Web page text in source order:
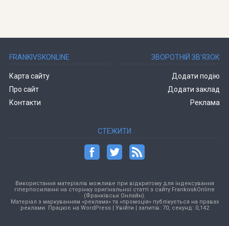
FRANKIVSKONLINE
Карта сайту
Про сайт
Контакти
ЗВОРОТНІЙ ЗВ’ЯЗОК
Додати подію
Додати заклад
Реклама
СТЕЖИТИ
Використання матеріалів можливе при відкритому для індексування
гіперпосиланні на сторінку оригінальної статті з сайту FrankivskOnline
(Франківськ Онлайн).
Матеріал з маркуванням «реклама» та «промоція» публікується на правах
реклами. Працює на WordPress| Увійти | запитів: 70, секунд: 0,142